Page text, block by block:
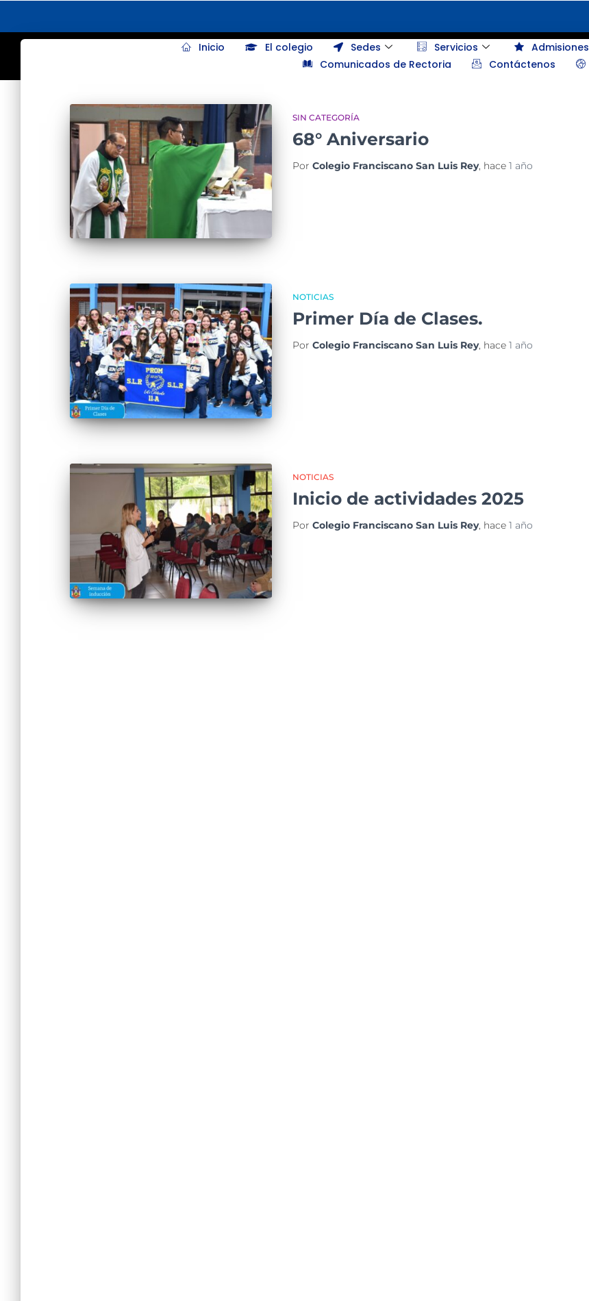
Inicio El colegio Sedes Servicios Admisiones
Comunicados de Rectoria
Contáctenos
SIN CATEGORÍA
68° Aniversario
Por Colegio Franciscano San Luis Rey, hace 1 año
NOTICIAS
Primer Día de Clases.
Por Colegio Franciscano San Luis Rey, hace 1 año
NOTICIAS
Inicio de actividades 2025
Por Colegio Franciscano San Luis Rey, hace 1 año